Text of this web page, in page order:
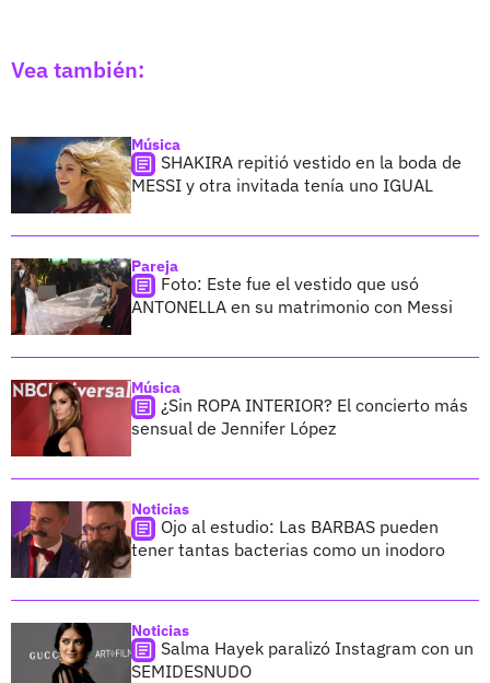
Vea también:
Música
SHAKIRA repitió vestido en la boda de
MESSI y otra invitada tenía uno IGUAL
Pareja
Foto: Este fue el vestido que usó
ANTONELLA en su matrimonio con Messi
Música
¿Sin ROPA INTERIOR? El concierto más
sensual de Jennifer López
Noticias
Ojo al estudio: Las BARBAS pueden
tener tantas bacterias como un inodoro
Noticias
Salma Hayek paralizó Instagram con un
SEMIDESNUDO